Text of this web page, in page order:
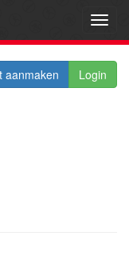
aanmaken Login